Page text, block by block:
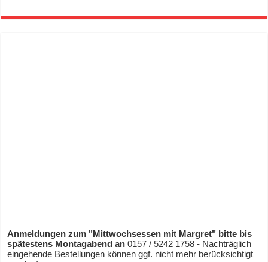
Anmeldungen zum "Mittwochsessen mit Margret" bitte bis
spätestens Montagabend an0157 / 5242 1758 - Nachträglich
eingehende Bestellungen können ggf. nicht mehr berücksichtigt